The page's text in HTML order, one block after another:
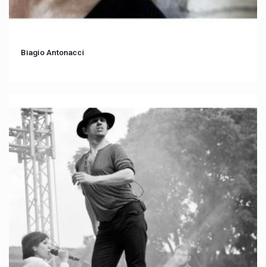
Biagio Antonacci